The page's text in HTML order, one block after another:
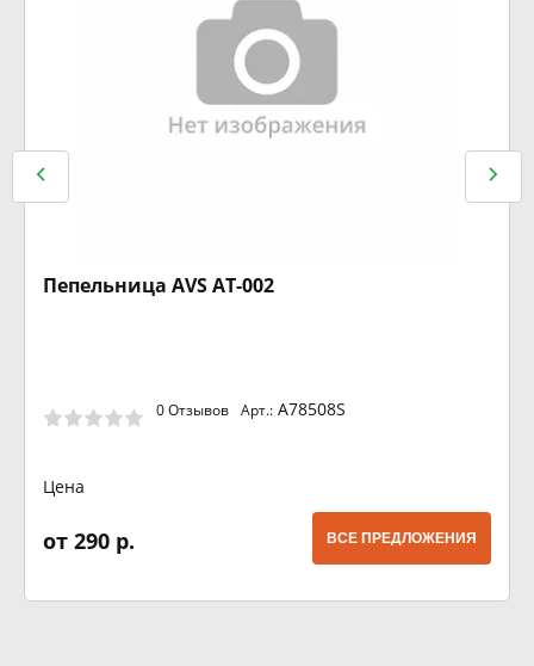
Пепельница AVS AT-002
0 Отзывов Арт.: A78508S
Цена
от 290 р. ВСЕ ПРЕДЛОЖЕНИЯ